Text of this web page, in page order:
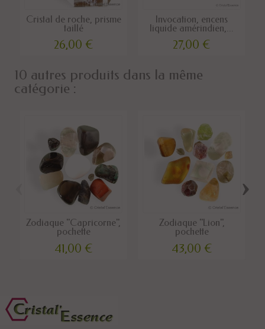
Cristal de roche, prisme
taillé
26,00 €
Invocation, encens
liquide amérindien,...
27,00 €
10 autres produits dans la même
catégorie :
Zodiaque "Capricorne",
pochette
41,00 €
Zodiaque "Lion",
pochette
43,00 €
›